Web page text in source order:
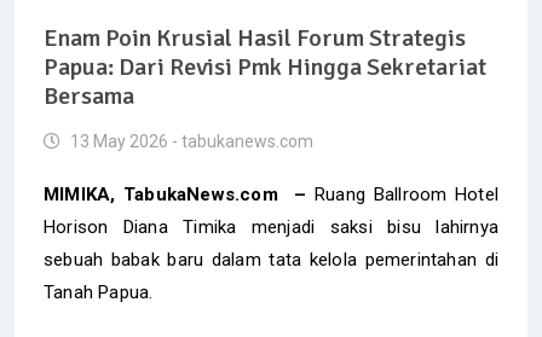
Enam Poin Krusial Hasil Forum Strategis
Papua: Dari Revisi Pmk Hingga Sekretariat
Bersama
13 May 2026 - tabukanews.com
MIMIKA, TabukaNews.com –Ruang Ballroom Hotel
Horison Diana Timika menjadi saksi bisu lahirnya
sebuah babak baru dalam tata kelola pemerintahan di
Tanah Papua.